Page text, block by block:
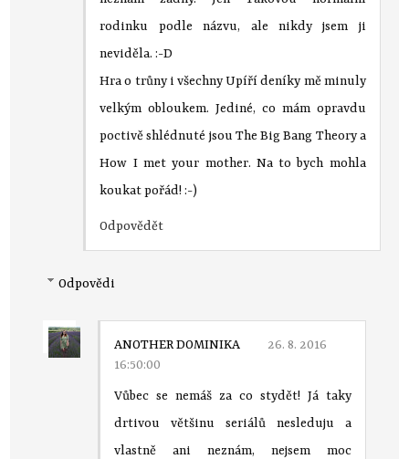
rodinku podle názvu, ale nikdy jsem ji
neviděla. :-D
Hra o trůny i všechny Upíří deníky mě minuly
velkým obloukem. Jediné, co mám opravdu
poctivě shlédnuté jsou The Big Bang Theory a
How I met your mother. Na to bych mohla
koukat pořád! :-)
Odpovědět
Odpovědi
ANOTHER DOMINIKA
26. 8. 2016
16:50:00
Vůbec se nemáš za co stydět! Já taky
drtivou většinu seriálů nesleduju a
vlastně ani neznám, nejsem moc